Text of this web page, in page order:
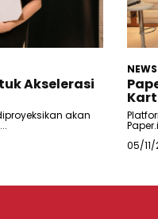
Akselerasi
akan
NEWS
05/